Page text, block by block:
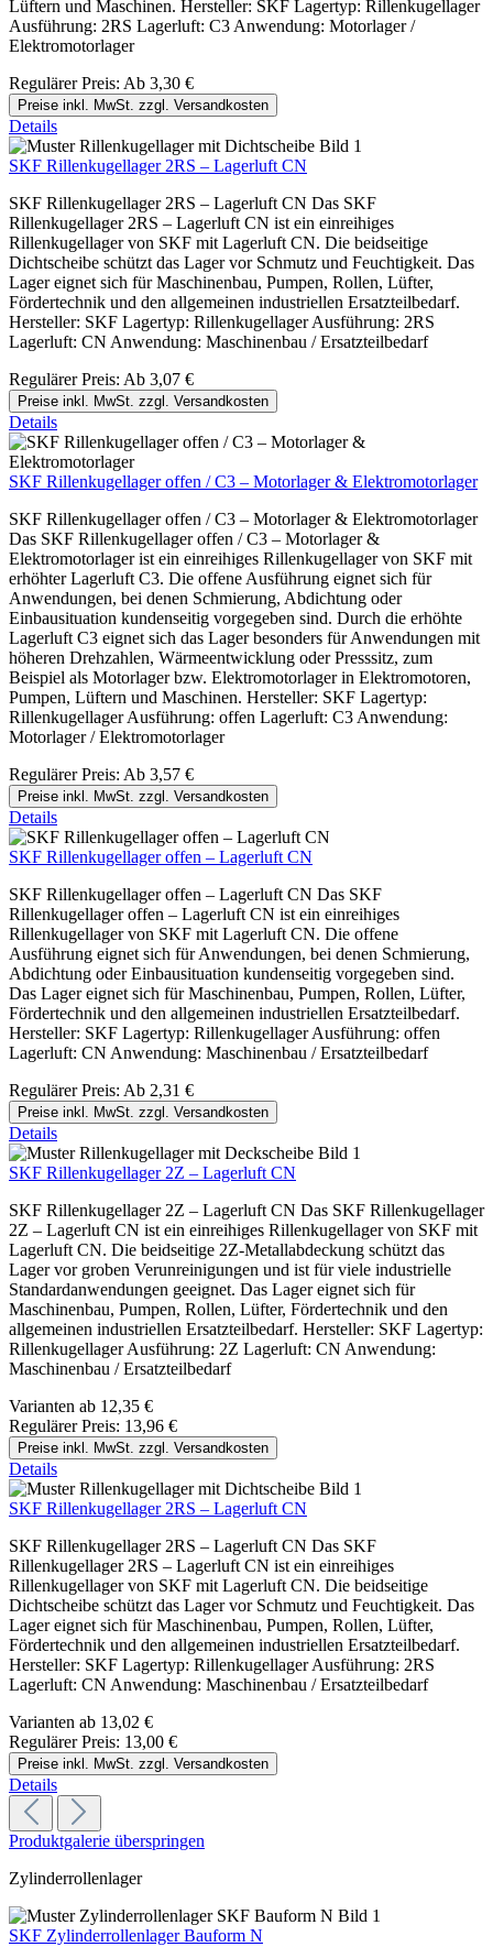
Lüftern und Maschinen. Hersteller: SKF Lagertyp: Rillenkugellager
Ausführung: 2RS Lagerluft: C3 Anwendung: Motorlager /
Elektromotorlager
Regulärer Preis: Ab 3,30 €
Preise inkl. MwSt. zzgl. Versandkosten
Details
SKF Rillenkugellager 2RS – Lagerluft CN
SKF Rillenkugellager 2RS – Lagerluft CN Das SKF
Rillenkugellager 2RS – Lagerluft CN ist ein einreihiges
Rillenkugellager von SKF mit Lagerluft CN. Die beidseitige
Dichtscheibe schützt das Lager vor Schmutz und Feuchtigkeit. Das
Lager eignet sich für Maschinenbau, Pumpen, Rollen, Lüfter,
Fördertechnik und den allgemeinen industriellen Ersatzteilbedarf.
Hersteller: SKF Lagertyp: Rillenkugellager Ausführung: 2RS
Lagerluft: CN Anwendung: Maschinenbau / Ersatzteilbedarf
Regulärer Preis: Ab 3,07 €
Preise inkl. MwSt. zzgl. Versandkosten
Details
SKF Rillenkugellager offen / C3 – Motorlager & Elektromotorlager
SKF Rillenkugellager offen / C3 – Motorlager & Elektromotorlager
Das SKF Rillenkugellager offen / C3 – Motorlager &
Elektromotorlager ist ein einreihiges Rillenkugellager von SKF mit
erhöhter Lagerluft C3. Die offene Ausführung eignet sich für
Anwendungen, bei denen Schmierung, Abdichtung oder
Einbausituation kundenseitig vorgegeben sind. Durch die erhöhte
Lagerluft C3 eignet sich das Lager besonders für Anwendungen mit
höheren Drehzahlen, Wärmeentwicklung oder Presssitz, zum
Beispiel als Motorlager bzw. Elektromotorlager in Elektromotoren,
Pumpen, Lüftern und Maschinen. Hersteller: SKF Lagertyp:
Rillenkugellager Ausführung: offen Lagerluft: C3 Anwendung:
Motorlager / Elektromotorlager
Regulärer Preis: Ab 3,57 €
Preise inkl. MwSt. zzgl. Versandkosten
Details
SKF Rillenkugellager offen – Lagerluft CN
SKF Rillenkugellager offen – Lagerluft CN Das SKF
Rillenkugellager offen – Lagerluft CN ist ein einreihiges
Rillenkugellager von SKF mit Lagerluft CN. Die offene
Ausführung eignet sich für Anwendungen, bei denen Schmierung,
Abdichtung oder Einbausituation kundenseitig vorgegeben sind.
Das Lager eignet sich für Maschinenbau, Pumpen, Rollen, Lüfter,
Fördertechnik und den allgemeinen industriellen Ersatzteilbedarf.
Hersteller: SKF Lagertyp: Rillenkugellager Ausführung: offen
Lagerluft: CN Anwendung: Maschinenbau / Ersatzteilbedarf
Regulärer Preis: Ab 2,31 €
Preise inkl. MwSt. zzgl. Versandkosten
Details
SKF Rillenkugellager 2Z – Lagerluft CN
SKF Rillenkugellager 2Z – Lagerluft CN Das SKF Rillenkugellager
2Z – Lagerluft CN ist ein einreihiges Rillenkugellager von SKF mit
Lagerluft CN. Die beidseitige 2Z-Metallabdeckung schützt das
Lager vor groben Verunreinigungen und ist für viele industrielle
Standardanwendungen geeignet. Das Lager eignet sich für
Maschinenbau, Pumpen, Rollen, Lüfter, Fördertechnik und den
allgemeinen industriellen Ersatzteilbedarf. Hersteller: SKF Lagertyp:
Rillenkugellager Ausführung: 2Z Lagerluft: CN Anwendung:
Maschinenbau / Ersatzteilbedarf
Varianten ab 12,35 €
Regulärer Preis: 13,96 €
Preise inkl. MwSt. zzgl. Versandkosten
Details
SKF Rillenkugellager 2RS – Lagerluft CN
SKF Rillenkugellager 2RS – Lagerluft CN Das SKF
Rillenkugellager 2RS – Lagerluft CN ist ein einreihiges
Rillenkugellager von SKF mit Lagerluft CN. Die beidseitige
Dichtscheibe schützt das Lager vor Schmutz und Feuchtigkeit. Das
Lager eignet sich für Maschinenbau, Pumpen, Rollen, Lüfter,
Fördertechnik und den allgemeinen industriellen Ersatzteilbedarf.
Hersteller: SKF Lagertyp: Rillenkugellager Ausführung: 2RS
Lagerluft: CN Anwendung: Maschinenbau / Ersatzteilbedarf
Varianten ab 13,02 €
Regulärer Preis: 13,00 €
Preise inkl. MwSt. zzgl. Versandkosten
Details
Produktgalerie überspringen
Zylinderrollenlager
SKF Zylinderrollenlager Bauform N